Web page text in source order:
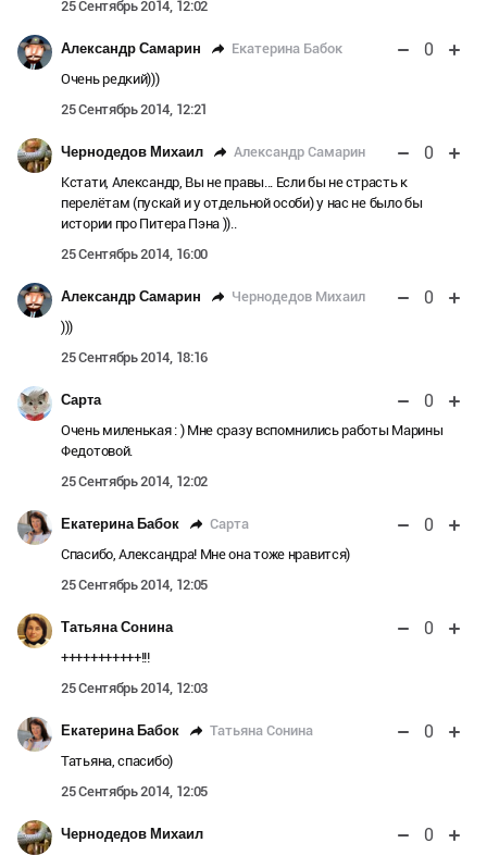
25 Сентябрь 2014, 12:02
Александр Самарин Екатерина Бабок 0
Очень редкий)))
25 Сентябрь 2014, 12:21
Чернодедов Михаил Александр Самарин 0
Кстати, Александр, Вы не правы... Если бы не страсть к
перелётам (пускай и у отдельной особи) у нас не было бы
истории про Питера Пэна ))..
25 Сентябрь 2014, 16:00
Александр Самарин Чернодедов Михаил 0
)))
25 Сентябрь 2014, 18:16
Сарта 0
Очень миленькая : ) Мне сразу вспомнились работы Марины
Федотовой.
25 Сентябрь 2014, 12:02
Екатерина Бабок Сарта 0
Спасибо, Александра! Мне она тоже нравится)
25 Сентябрь 2014, 12:05
Татьяна Сонина 0
+++++++++++!!!
25 Сентябрь 2014, 12:03
Екатерина Бабок Татьяна Сонина 0
Татьяна, спасибо)
25 Сентябрь 2014, 12:05
Чернодедов Михаил 0